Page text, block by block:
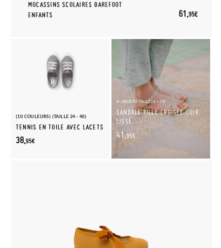
MOCASSINS SCOLAIRES BAREFOOT
ENFANTS
61,95€
(10 COULEURS) (TAILLE 24 - 40)
TENNIS EN TOILE AVEC LACETS
38,95€
(6 COULEURS) (TAILLE 24 - 39)
SANDALE FILLE CROISÉE CUIR
LISSE
41,95€